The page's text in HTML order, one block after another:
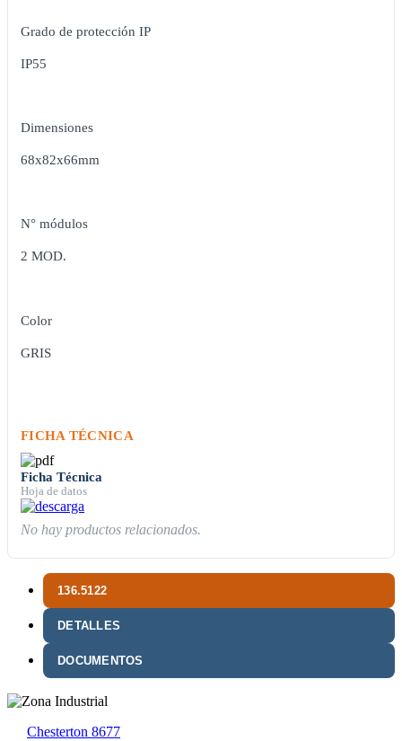
136.5122
DETALLES
DOCUMENTOS
Grado de protección IP
IP55
Dimensiones
68x82x66mm
N° módulos
2 MOD.
Color
GRIS
FICHA TÉCNICA
Ficha Técnica
Hoja de datos
No hay productos relacionados.
Chesterton 8677